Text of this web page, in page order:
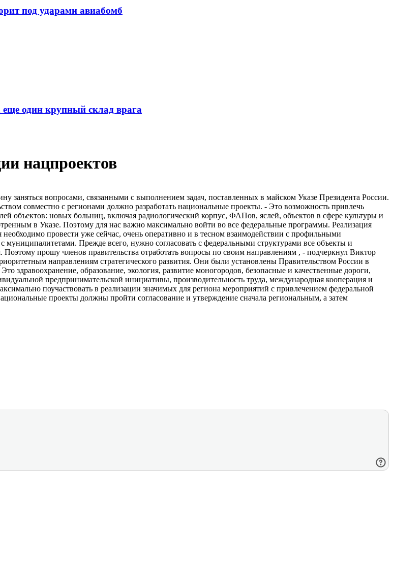
под ударами авиабомб
один крупный склад врага
нацпроектов
заняться вопросами, связанными с выполнением задач, поставленных в майском Указе Президента России.
совместно с регионами должно разработать национальные проекты. - Это возможность привлечь
объектов: новых больниц, включая радиологический корпус, ФАПов, яслей, объектов в сфере культуры и
в Указе. Поэтому для нас важно максимально войти во все федеральные программы. Реализация
провести уже сейчас, очень оперативно и в тесном взаимодействии с профильными
Прежде всего, нужно согласовать с федеральными структурами все объекты и
прошу членов правительства отработать вопросы по своим направлениям , - подчеркнул Виктор
направлениям стратегического развития. Они были установлены Правительством России в
здравоохранение, образование, экология, развитие моногородов, безопасные и качественные дороги,
предпринимательской инициативы, производительность труда, международная кооперация и
поучаствовать в реализации значимых для региона мероприятий с привлечением федеральной
проекты должны пройти согласование и утверждение сначала региональным, а затем